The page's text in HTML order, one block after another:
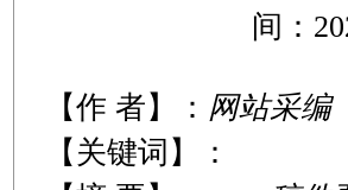
间：
【作 者】： 网站采编
【关键词】：